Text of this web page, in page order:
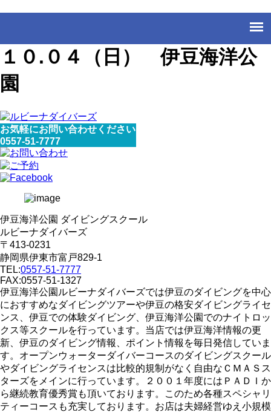
１０.０４（日） 伊豆海洋公
園
お気軽にお問い合わせください
0557-51-7777
伊豆海洋公園 ダイビングスクール
ルビーナダイバーズ
〒413-0231
静岡県伊東市富戸829-1
TEL:0557-51-7777
FAX:0557-51-1327
伊豆海洋公園ルビーナダイバーズでは伊豆のダイビングを中心
におすすめなダイビングツアーや伊豆の格安ダイビングライセ
ンス、伊豆での体験ダイビング、伊豆海洋公園でのナイトロッ
クス等スクールを行っています。当店では伊豆海洋情報の更
新、伊豆のダイビング情報、ポイント情報を毎日発信していま
す。オープンウォーターダイバーコースのダイビングスクール
やダイビングライセンスは比較的規制がなく自由なＣＭＡＳス
ターズをメインに行っています。２００１年度にはＰＡＤＩか
ら継続教育優秀賞も頂いております。このため各種スペシャリ
ティーコースも充実しております。お店は夫婦経営ゆえ小規模